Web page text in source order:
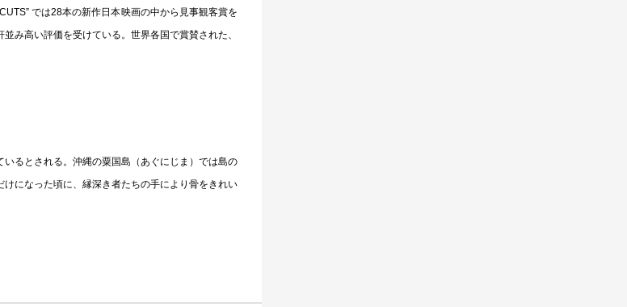
では28本の新作日本映画の中から見事観客賞を
み高い評価を受けている。世界各国で賞賛された、
るとされる。沖縄の粟国島（あぐにじま）では島の
になった頃に、縁深き者たちの手により骨をきれい